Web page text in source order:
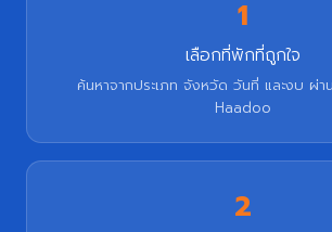
1
เลือกที่พักที่ถูกใจ
ค้นหาจากประเภท จังหวัด วันที่ และงบ ผ่า
Haadoo
2